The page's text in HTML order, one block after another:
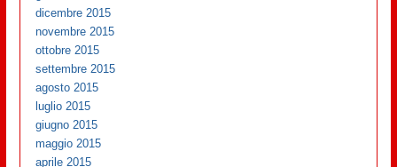
dicembre 2015
novembre 2015
ottobre 2015
settembre 2015
agosto 2015
luglio 2015
giugno 2015
maggio 2015
aprile 2015